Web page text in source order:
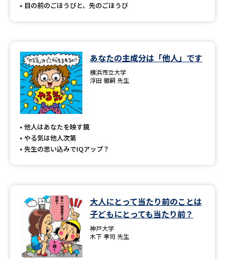
目の前のごほうびと、先のごほうび
あなたの主成分は「他人」です
横浜市立大学
浮田 徹嗣 先生
他人はあなたを映す鏡
やる気は他人次第
先生の思い込みでIQアップ？
大人にとって当たり前のことは
子どもにとっても当たり前？
神戸大学
木下 孝司 先生